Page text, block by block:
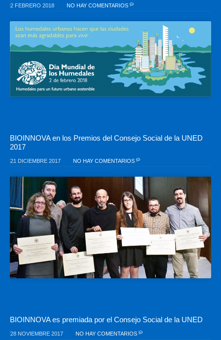
2 FEBRERO 2018 NO HAY COMENTARIOS
BIOINNOVA en los Premios del Consejo Social de la UNED
2017
21 DICIEMBRE 2017 NO HAY COMENTARIOS
BIOINNOVA es premiada por el Consejo Social de la UNED
28 NOVIEMBRE 2017 NO HAY COMENTARIOS